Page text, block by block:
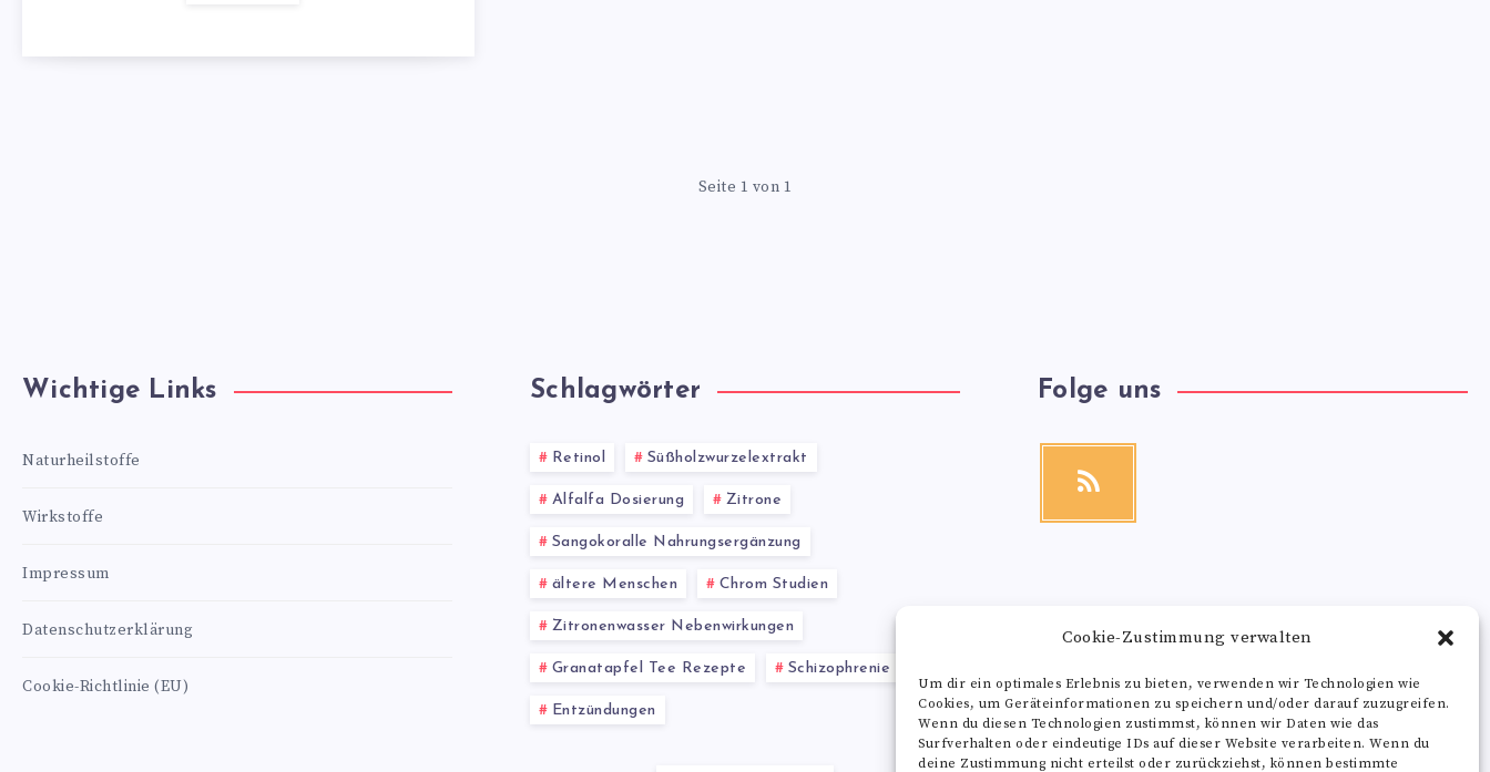
Cookie-Zustimmung verwalten
Um dir ein optimales Erlebnis zu bieten, verwenden wir Technologien wie
Cookies, um Geräteinformationen zu speichern und/oder darauf zuzugreifen.
Wenn du diesen Technologien zustimmst, können wir Daten wie das
Surfverhalten oder eindeutige IDs auf dieser Website verarbeiten. Wenn du
deine Zustimmung nicht erteilst oder zurückziehst, können bestimmte
Seite 1 von 1
Wichtige Links
Naturheilstoffe
Wirkstoffe
Impressum
Datenschutzerklärung
Cookie-Richtlinie (EU)
Schlagwörter
Retinol Süßholzwurzelextrakt
Alfalfa Dosierung Zitrone
Sangokoralle Nahrungsergänzung
ältere Menschen Chrom Studien
Zitronenwasser Nebenwirkungen
Granatapfel Tee Rezepte Schizophrenie
Entzündungen
Folge uns
RSS